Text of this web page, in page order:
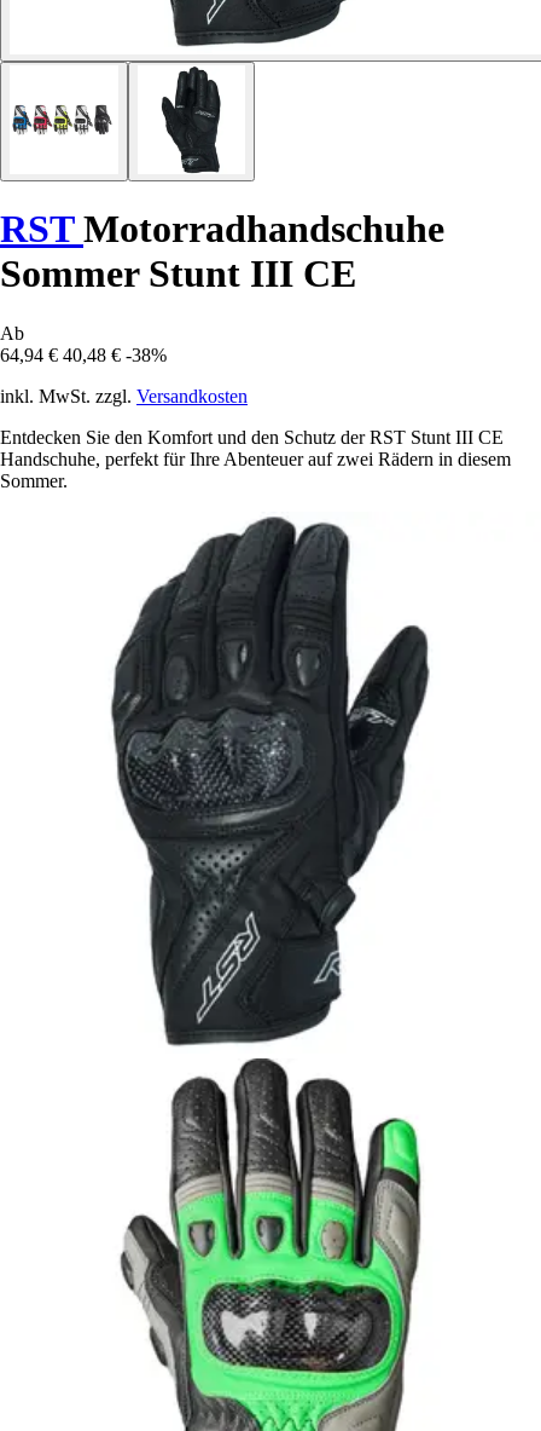
RSTMotorradhandschuhe
Sommer Stunt III CE
Ab
64,94 € 40,48 € -38%
inkl. MwSt. zzgl. Versandkosten
Entdecken Sie den Komfort und den Schutz der RST Stunt III CE
Handschuhe, perfekt für Ihre Abenteuer auf zwei Rädern in diesem
Sommer.